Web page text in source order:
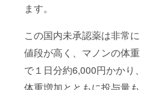
ます。
この国内未承認薬は非常に
値段が高く、マノンの体重
で１日分約6,000円かかり、
体重増加とともに投与量も